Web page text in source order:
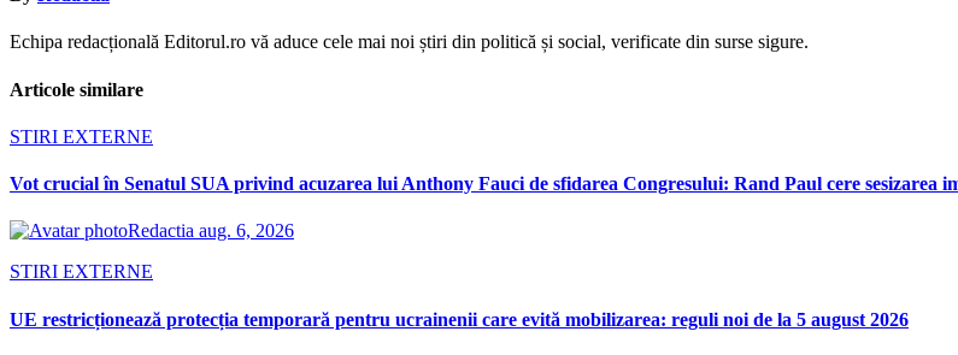
Echipa redacțională Editorul.ro vă aduce cele mai noi știri din politică și social, verificate din surse sigure.
Articole similare
STIRI EXTERNE
Vot crucial în Senatul SUA privind acuzarea lui Anthony Fauci de sfidarea Congresului: Rand Paul cere sesizarea
Redactia aug. 6, 2026
STIRI EXTERNE
UE restricționează protecția temporară pentru ucrainenii care evită mobilizarea: reguli noi de la 5 august 2026